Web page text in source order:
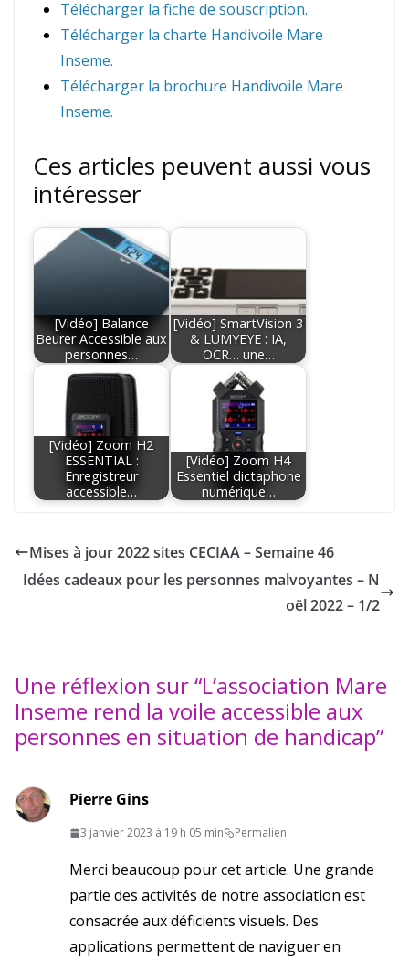
Télécharger la fiche de souscription.
Télécharger la charte Handivoile Mare
Inseme.
Télécharger la brochure Handivoile Mare
Inseme.
Ces articles peuvent aussi vous
intéresser
[Vidéo] Balance
Beurer Accessible aux
personnes…
[Vidéo] SmartVision 3
& LUMYEYE : IA,
OCR… une…
[Vidéo] Zoom H2
ESSENTIAL :
Enregistreur
accessible…
[Vidéo] Zoom H4
Essentiel dictaphone
numérique…
Mises à jour 2022 sites CECIAA – Semaine 46
Idées cadeaux pour les personnes malvoyantes – N
oël 2022 – 1/2
Une réflexion sur “L’association Mare
Inseme rend la voile accessible aux
personnes en situation de handicap”
Pierre Gins
3 janvier 2023 à 19 h 05 min Permalien
Merci beaucoup pour cet article. Une grande
partie des activités de notre association est
consacrée aux déficients visuels. Des
applications permettent de naviguer en